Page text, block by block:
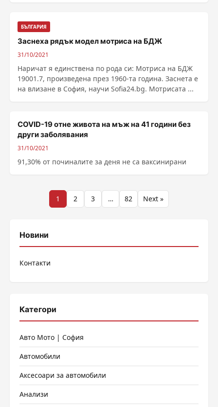
БЪЛГАРИЯ
Заснеха рядък модел мотриса на БДЖ
31/10/2021
Наричат я единствена по рода си: Мотриса на БДЖ
19001.7, произведена през 1960-та година. Заснета е
на влизане в София, научи Sofia24.bg. Мотрисата ...
COVID-19 отне живота на мъж на 41 години без
други заболявания
31/10/2021
91,30% от починалите за деня не са ваксинирани
Разделяне
публикациите
1 2 3 … 82 Next »
Новини
Контакти
Категори
Авто Мото | София
Автомобили
Аксесоари за автомобили
Анализи